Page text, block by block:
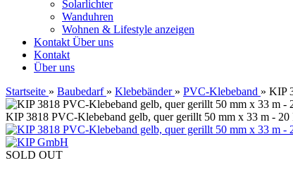
Solarlichter
Wanduhren
Wohnen & Lifestyle anzeigen
Kontakt Über uns
Kontakt
Über uns
Startseite » Baubedarf » Klebebänder » PVC-Klebeband » KIP
KIP 3818 PVC-Klebeband gelb, quer gerillt 50 mm x 33 m - 20
SOLD OUT